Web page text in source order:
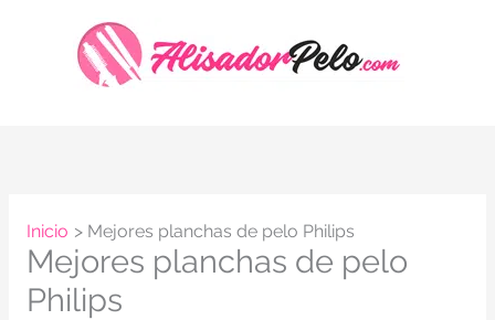
contenido
Inicio Mejores planchas de pelo Philips
Mejores planchas de pelo
Philips